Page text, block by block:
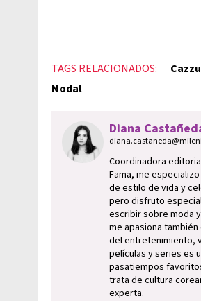
TAGS RELACIONADOS: Cazzu
Nodal
Diana
Coordinadora
Fama, me
de estilo de vida y
pero disfruto
escribir sobre moda
me apasiona también
del entretenimiento,
películas y series es
pasatiempos
trata de cultura
experta.